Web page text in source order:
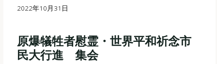
2022年10月31日
原爆犠牲者慰霊・世界平和祈念市
民大行進 集会